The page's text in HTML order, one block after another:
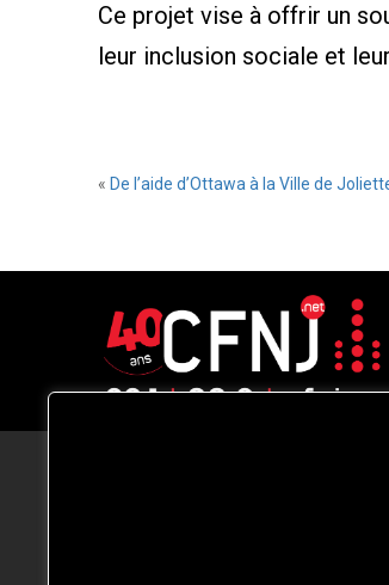
Ce projet vise à offrir un
leur inclusion sociale et
« De l’aide d’Ottawa à la Ville de